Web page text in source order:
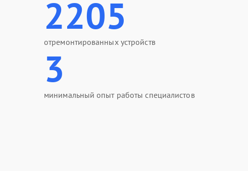
2205
отремонтированных устройств
3
минимальный опыт работы специалистов